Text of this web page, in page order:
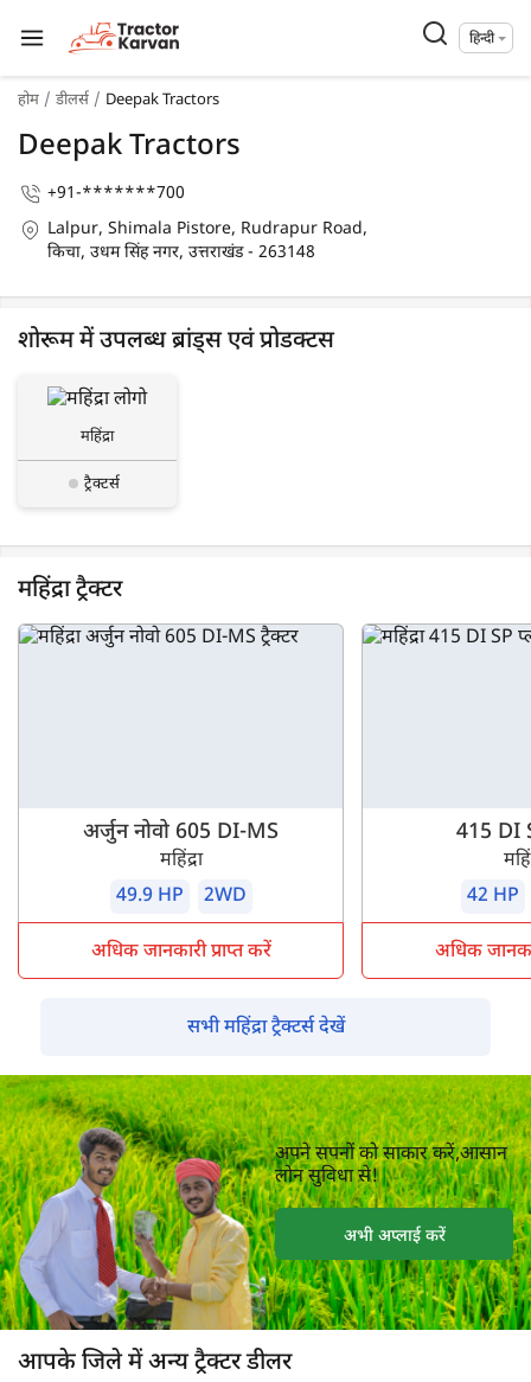
हिन्दी
होम डीलर्स Deepak Tractors
Deepak Tractors
+91-*******700
Lalpur, Shimala Pistore, Rudrapur Road,
किचा, उधम सिंह नगर, उत्तराखंड - 263148
शोरूम में उपलब्ध ब्रांड्स एवं प्रोडक्टस
महिंद्रा
ट्रैक्टर्स
महिंद्रा ट्रैक्टर
अर्जुन नोवो 605 DI-MS
महिंद्रा
49.9 HP
2WD
अधिक जानकारी प्राप्त करें
415 DI
42 HP
अधिक
सभी महिंद्रा ट्रैक्टर्स देखें
अपने सपनों को साकार करें,आसान
लोन सुविधा से!
अभी अप्लाई करें
आपके जिले में अन्य ट्रैक्टर डीलर